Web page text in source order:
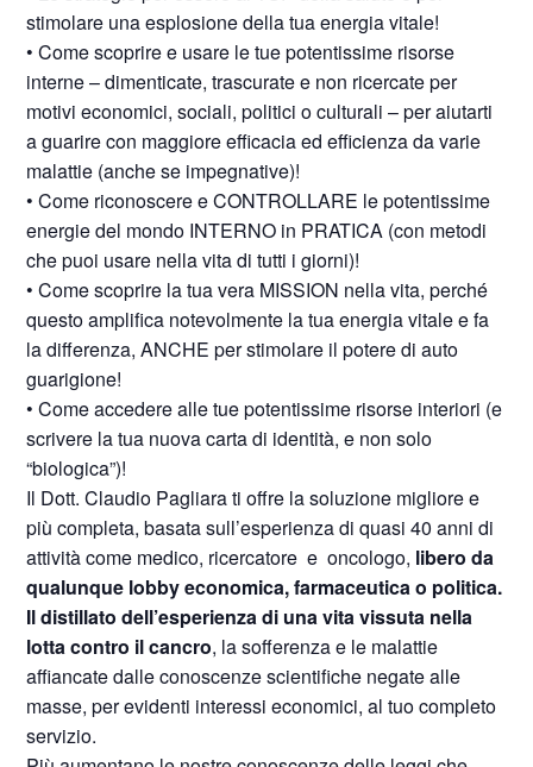
stimolare una esplosione della tua energia vitale!
• Come scoprire e usare le tue potentissime risorse
interne – dimenticate, trascurate e non ricercate per
motivi economici, sociali, politici o culturali – per aiutarti
a guarire con maggiore efficacia ed efficienza da varie
malattie (anche se impegnative)!
• Come riconoscere e CONTROLLARE le potentissime
energie del mondo INTERNO in PRATICA (con metodi
che puoi usare nella vita di tutti i giorni)!
• Come scoprire la tua vera MISSION nella vita, perché
questo amplifica notevolmente la tua energia vitale e fa
la differenza, ANCHE per stimolare il potere di auto
guarigione!
• Come accedere alle tue potentissime risorse interiori (e
scrivere la tua nuova carta di identità, e non solo
“biologica”)!
Il Dott. Claudio Pagliara ti offre la soluzione migliore e
più completa, basata sull’esperienza di quasi 40 anni di
attività come medico, ricercatore e oncologo, libero da
qualunque lobby economica, farmaceutica o politica.
Il distillato dell’esperienza di una vita vissuta nella
lotta contro il cancro, la sofferenza e le malattie
affiancate dalle conoscenze scientifiche negate alle
masse, per evidenti interessi economici, al tuo completo
servizio.